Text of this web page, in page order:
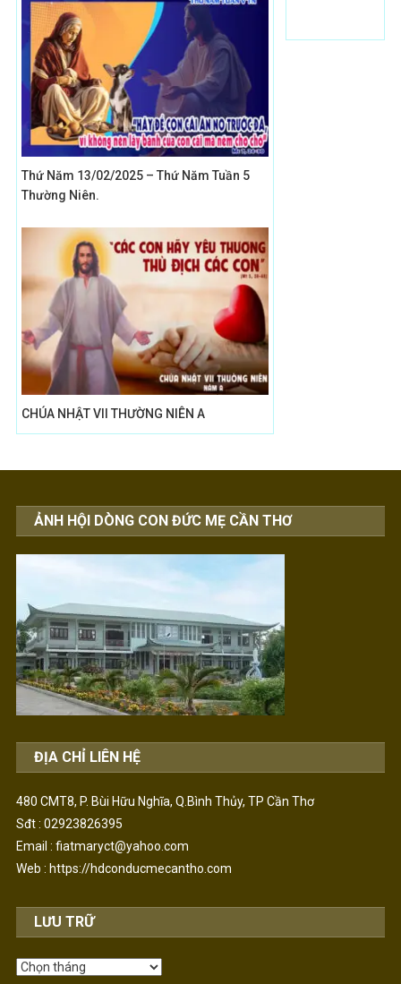
Thứ Năm 13/02/2025 – Thứ Năm Tuần 5
Thường Niên.
CHÚA NHẬT VII THƯỜNG NIÊN A
ẢNH HỘI DÒNG CON ĐỨC MẸ CẦN THƠ
ĐỊA CHỈ LIÊN HỆ
480 CMT8, P. Bùi Hữu Nghĩa, Q.Bình Thủy, TP Cần Thơ
Sđt : 02923826395
Email : fiatmaryct@yahoo.com
Web : https://hdconducmecantho.com
LƯU TRỮ
Lưu